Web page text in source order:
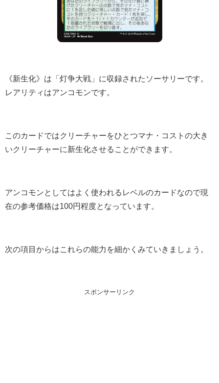
《新生化》は「灯争大戦」に収録されたソーサリーです。
レアリティはアンコモンです。
このカードではクリーチャーをひとつマナ・コストの大き
いクリーチャーに新生化させることができます。
アンコモンとしてはよく使われるレベルのカードなので現
在の参考価格は100円程度となっています。
次の項目からはこれらの能力を細かくみていきましょう。
スポンサーリンク